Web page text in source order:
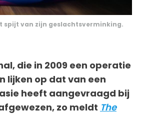
spijt van zijn geslachtsverminking.
die in 2009 een operatie
lijken op dat van een
heeft aangevraagd bij
zo meldt The